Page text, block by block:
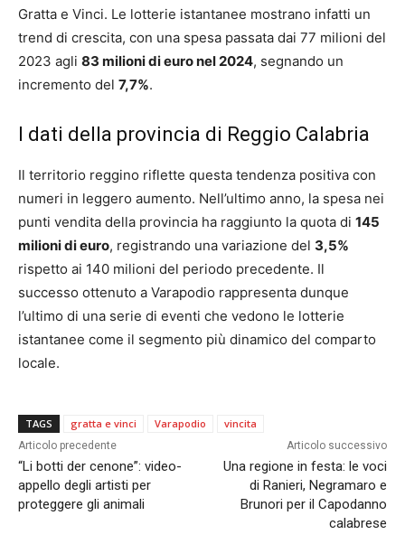
Gratta e Vinci. Le lotterie istantanee mostrano infatti un
trend di crescita, con una spesa passata dai 77 milioni del
2023 agli 83 milioni di euro nel 2024, segnando un
incremento del 7,7%.
I dati della provincia di Reggio Calabria
Il territorio reggino riflette questa tendenza positiva con
numeri in leggero aumento. Nell’ultimo anno, la spesa nei
punti vendita della provincia ha raggiunto la quota di 145
milioni di euro, registrando una variazione del 3,5%
rispetto ai 140 milioni del periodo precedente. Il
successo ottenuto a Varapodio rappresenta dunque
l’ultimo di una serie di eventi che vedono le lotterie
istantanee come il segmento più dinamico del comparto
locale.
TAGS gratta e vinci Varapodio vincita
Articolo precedente
“Li botti der cenone”: video-
appello degli artisti per
proteggere gli animali
Articolo successivo
Una regione in festa: le voci
di Ranieri, Negramaro e
Brunori per il Capodanno
calabrese